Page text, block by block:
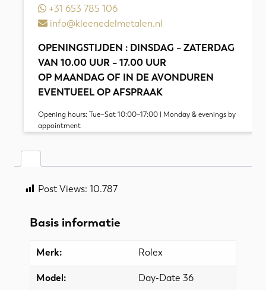
+31 653 785 106
info@kleenedelmetalen.nl
OPENINGSTIJDEN : DINSDAG – ZATERDAG
VAN 10.00 UUR – 17.00 UUR
OP MAANDAG OF IN DE AVONDUREN
EVENTUEEL OP AFSPRAAK
Opening hours: Tue–Sat 10:00–17:00 | Monday & evenings by
appointment
Post Views: 10.787
Basis informatie
Merk: Rolex
Model: Day-Date 36